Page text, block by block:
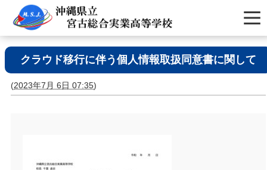
クラウド移行に伴う個人情報取扱同意書に関して
(2023年7月 6日 07:35)